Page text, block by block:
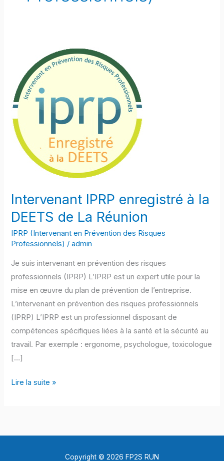
Intervenant IPRP enregistré à la
DEETS de La Réunion
IPRP (Intervenant en Prévention des Risques
Professionnels) /admin
Je suis intervenant en prévention des risques
professionnels (IPRP) L’IPRP est un expert utile pour la
mise en œuvre du plan de prévention de l’entreprise.
L’intervenant en prévention des risques professionnels
(IPRP) L’IPRP est un professionnel disposant de
compétences spécifiques liées à la santé et la sécurité au
travail. Par exemple : ergonome, psychologue, toxicologue
[…]
Intervenant
la
Lire la suite »
Copyright © 2026 FP2S RUN